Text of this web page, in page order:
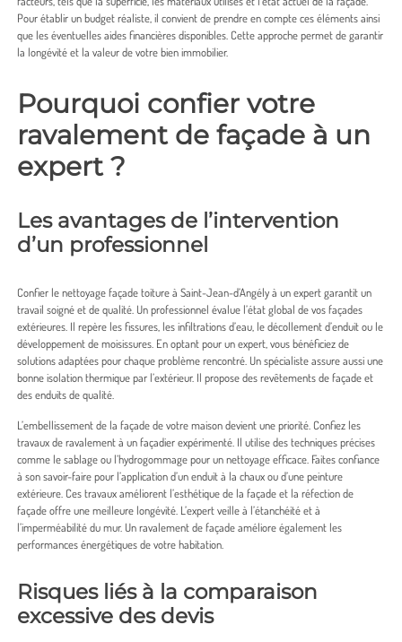
Pour établir un budget réaliste, il convient de prendre en compte ces éléments ainsi
que les éventuelles aides financières disponibles. Cette approche permet de garantir
la longévité et la valeur de votre bien immobilier.
Pourquoi confier votre
ravalement de façade à un
expert ?
Les avantages de l’intervention
d’un professionnel
Confier lenettoyage façade toiture à Saint-Jean-d’Angélyà un expert garantit un
travail soigné et de qualité. Un professionnel évalue l’état global de vos façades
extérieures. Il repère les fissures, les infiltrations d’eau, le décollement d’enduit ou le
développement de moisissures. En optant pour un expert, vous bénéficiez de
solutions adaptées pour chaque problème rencontré. Un spécialiste assure aussi une
bonne isolation thermique par l’extérieur. Il propose des revêtements de façade et
des enduits de qualité.
L’embellissement de la façade de votre maison devient une priorité. Confiez les
travaux de ravalement à un façadier expérimenté. Il utilise des techniques précises
comme le sablage ou l’hydrogommage pour un nettoyage efficace. Faites confiance
à son savoir-faire pour l’application d’un enduit à la chaux ou d’une peinture
extérieure. Ces travaux améliorent l’esthétique de la façade et la réfection de
façade offre une meilleure longévité. L’expert veille à l’étanchéité et à
l’imperméabilité du mur. Un ravalement de façade améliore également les
performances énergétiques de votre habitation.
Risques liés à la comparaison
excessive des devis